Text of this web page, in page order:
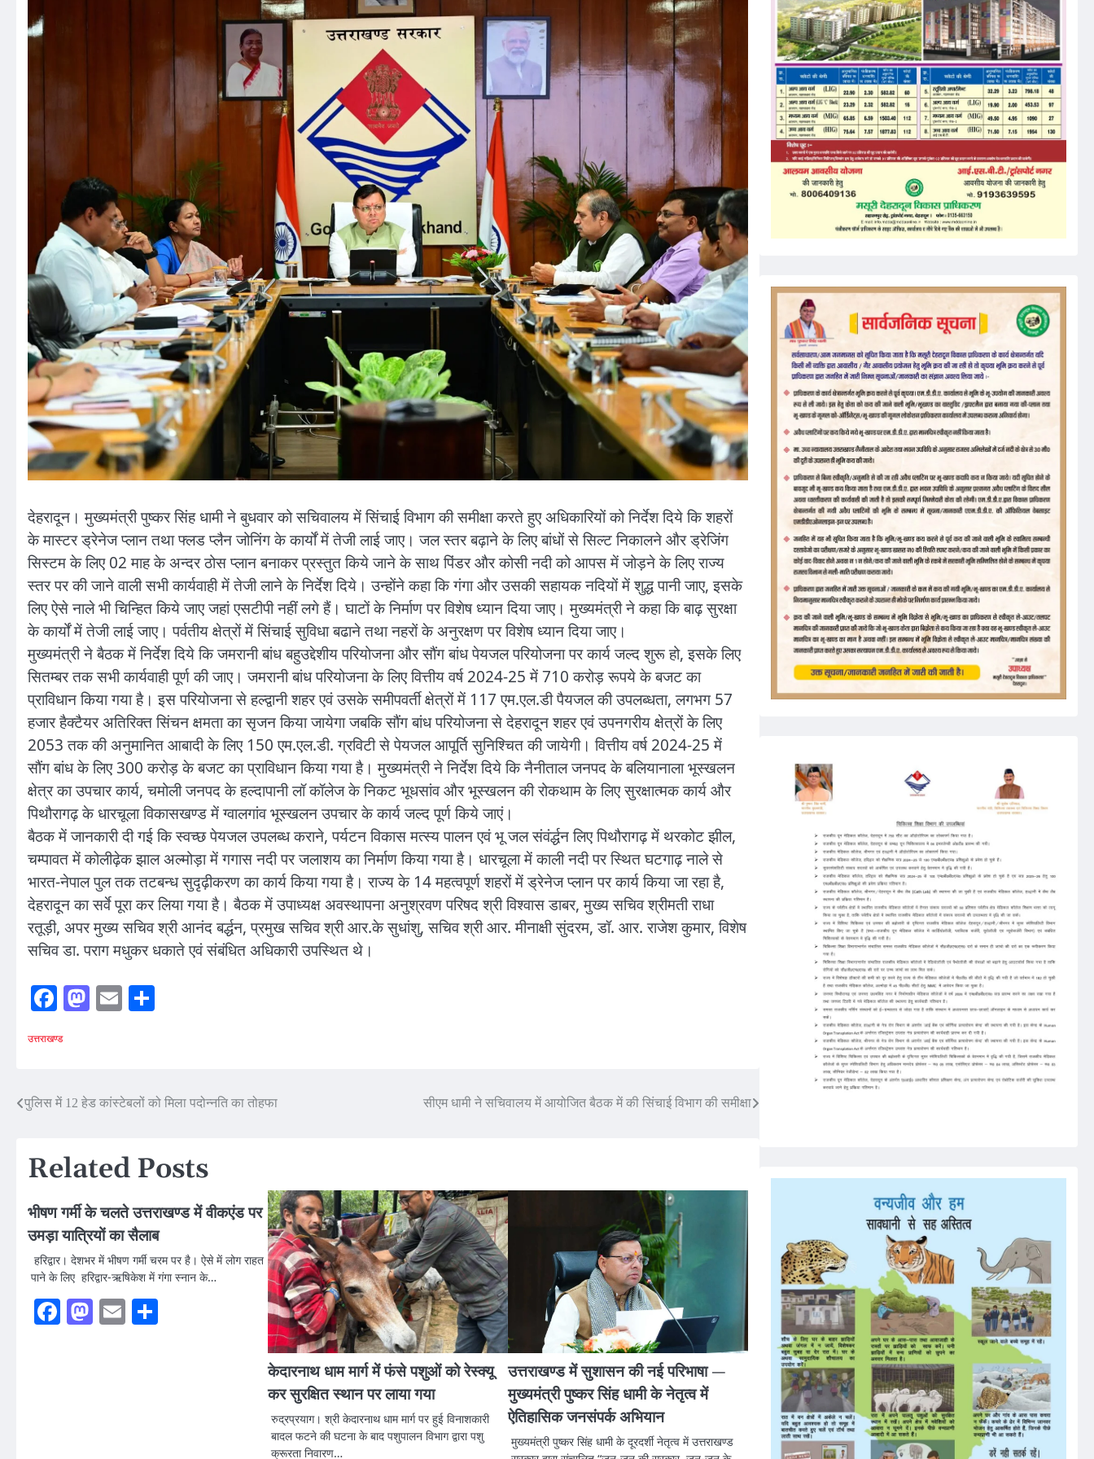
देहरादून। मुख्यमंत्री पुष्कर सिंह धामी ने बुधवार को सचिवालय में सिंचाई विभाग की समीक्षा करते हुए अधिकारियों को निर्देश दिये कि शहरों
के मास्टर ड्रेनेज प्लान तथा फ्लड प्लैन जोनिंग के कार्यों में तेजी लाई जाए। जल स्तर बढ़ाने के लिए बांधों से सिल्ट निकालने और ड्रेजिंग
सिस्टम के लिए 02 माह के अन्दर ठोस प्लान बनाकर प्रस्तुत किये जाने के साथ पिंडर और कोसी नदी को आपस में जोड़ने के लिए राज्य
स्तर पर की जाने वाली सभी कार्यवाही में तेजी लाने के निर्देश दिये। उन्होंने कहा कि गंगा और उसकी सहायक नदियों में शुद्ध पानी जाए, इसके
लिए ऐसे नाले भी चिन्हित किये जाए जहां एसटीपी नहीं लगे हैं। घाटों के निर्माण पर विशेष ध्यान दिया जाए। मुख्यमंत्री ने कहा कि बाढ़ सुरक्षा
के कार्यों में तेजी लाई जाए। पर्वतीय क्षेत्रों में सिंचाई सुविधा बढाने तथा नहरों के अनुरक्षण पर विशेष ध्यान दिया जाए।
मुख्यमंत्री ने बैठक में निर्देश दिये कि जमरानी बांध बहुउद्देशीय परियोजना और सौंग बांध पेयजल परियोजना पर कार्य जल्द शुरू हो, इसके लिए
सितम्बर तक सभी कार्यवाही पूर्ण की जाए। जमरानी बांध परियोजना के लिए वित्तीय वर्ष 2024-25 में 710 करोड़ रूपये के बजट का
प्राविधान किया गया है। इस परियोजना से हल्द्वानी शहर एवं उसके समीपवर्ती क्षेत्रों में 117 एम.एल.डी पैयजल की उपलब्धता, लगभग 57
हजार हैक्टैयर अतिरिक्त सिंचन क्षमता का सृजन किया जायेगा जबकि सौंग बांध परियोजना से देहरादून शहर एवं उपनगरीय क्षेत्रों के लिए
2053 तक की अनुमानित आबादी के लिए 150 एम.एल.डी. ग्रविटी से पेयजल आपूर्ति सुनिश्चित की जायेगी। वित्तीय वर्ष 2024-25 में
सौंग बांध के लिए 300 करोड़ के बजट का प्राविधान किया गया है। मुख्यमंत्री ने निर्देश दिये कि नैनीताल जनपद के बलियानाला भूस्खलन
क्षेत्र का उपचार कार्य, चमोली जनपद के हल्दापानी लॉ कॉलेज के निकट भूधसांव और भूस्खलन की रोकथाम के लिए सुरक्षात्मक कार्य और
पिथौरागढ़ के धारचूला विकासखण्ड में ग्वालगांव भूस्खलन उपचार के कार्य जल्द पूर्ण किये जाएं।
बैठक में जानकारी दी गई कि स्वच्छ पेयजल उपलब्ध कराने, पर्यटन विकास मत्स्य पालन एवं भू जल संवंर्द्धन लिए पिथौरागढ़ में थरकोट झील,
चम्पावत में कोलीढ़ेक झाल अल्मोड़ा में गगास नदी पर जलाशय का निर्माण किया गया है। धारचूला में काली नदी पर स्थित घटगाढ़ नाले से
भारत-नेपाल पुल तक तटबन्ध सुदृढ़ीकरण का कार्य किया गया है। राज्य के 14 महत्वपूर्ण शहरों में ड्रेनेज प्लान पर कार्य किया जा रहा है,
देहरादून का सर्वे पूरा कर लिया गया है। बैठक में उपाध्यक्ष अवस्थापना अनुश्रवण परिषद श्री विश्वास डाबर, मुख्य सचिव श्रीमती राधा
रतूड़ी, अपर मुख्य सचिव श्री आनंद बर्द्धन, प्रमुख सचिव श्री आर.के सुधांशु, सचिव श्री आर. मीनाक्षी सुंदरम, डॉ. आर. राजेश कुमार, विशेष
सचिव डा. पराग मधुकर धकाते एवं संबंधित अधिकारी उपस्थित थे।
Facebook
Mastodon
Email
उत्तराखण्ड
Post
पुलिस में 12 हेड कांस्टेबलों को मिला पदोन्नति का तोहफा सीएम धामी ने सचिवालय में आयोजित बैठक में की सिंचाई विभाग की समीक्षा
Related Posts
भीषण गर्मी के चलते उत्तराखण्ड में वीकएंड पर
उमड़ा यात्रियों का सैलाब
हरिद्वार। देशभर में भीषण गर्मी चरम पर है। ऐसे में लोग राहत
पाने के लिए हरिद्वार-ऋषिकेश में गंगा स्नान के…
Facebook
Mastodon
Email
केदारनाथ धाम मार्ग में फंसे पशुओं को रेस्क्यू
कर सुरक्षित स्थान पर लाया गया
रुद्रप्रयाग। श्री केदारनाथ धाम मार्ग पर हुई विनाशकारी
बादल फटने की घटना के बाद पशुपालन विभाग द्वारा पशु
क्रूरता निवारण…
उत्तराखण्ड में सुशासन की नई परिभाषा —
मुख्यमंत्री पुष्कर सिंह धामी के नेतृत्व में
ऐतिहासिक जनसंपर्क अभियान
मुख्यमंत्री पुष्कर सिंह धामी के दूरदर्शी नेतृत्व में उत्तराखण्ड